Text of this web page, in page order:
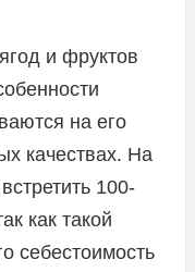
и фруктов
на его
качествах. На
100-
как такой
себестоимость